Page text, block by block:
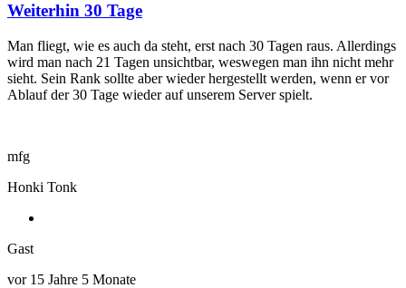
Antwort
auf
Verweildauer
Ranking
von
Gast
Weiterhin 30 Tage
Man fliegt, wie es auch da steht, erst nach 30 Tagen raus. Allerdings
wird man nach 21 Tagen unsichtbar, weswegen man ihn nicht mehr
sieht. Sein Rank sollte aber wieder hergestellt werden, wenn er vor
Ablauf der 30 Tage wieder auf unserem Server spielt.
mfg
Honki Tonk
Gast
vor 15 Jahre 5 Monate